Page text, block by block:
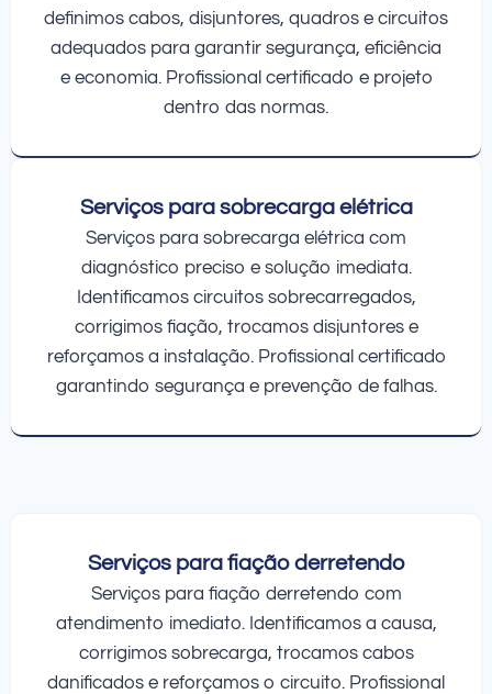
definimos cabos, disjuntores, quadros e circuitos
adequados para garantir segurança, eficiência
e economia. Profissional certificado e projeto
dentro das normas.
Serviços para sobrecarga elétrica
Serviços para sobrecarga elétrica com
diagnóstico preciso e solução imediata.
Identificamos circuitos sobrecarregados,
corrigimos fiação, trocamos disjuntores e
reforçamos a instalação. Profissional certificado
garantindo segurança e prevenção de falhas.
Serviços para fiação derretendo
Serviços para fiação derretendo com
atendimento imediato. Identificamos a causa,
corrigimos sobrecarga, trocamos cabos
danificados e reforçamos o circuito. Profissional